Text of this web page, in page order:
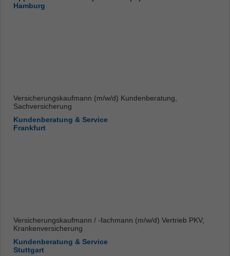
Hamburg
Versicherungskaufmann (m/w/d) Kundenberatung,
Sachversicherung
Kundenberatung & Service
Frankfurt
Versicherungskaufmann / -fachmann (m/w/d) Vertrieb PKV,
Krankenversicherung
Kundenberatung & Service
Stuttgart